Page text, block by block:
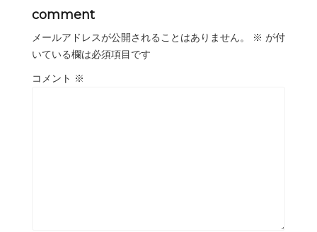
comment
メールアドレスが公開されることはありません。 ※ が付
いている欄は必須項目です
コメント ※